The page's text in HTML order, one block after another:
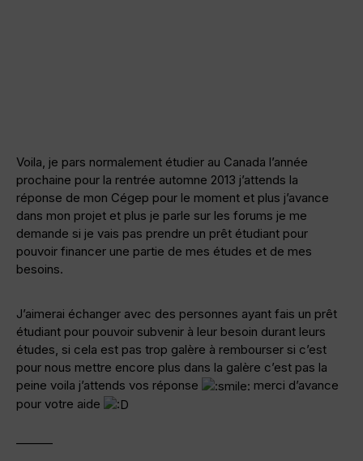
Voila, je pars normalement étudier au Canada l’année
prochaine pour la rentrée automne 2013 j’attends la
réponse de mon Cégep pour le moment et plus j’avance
dans mon projet et plus je parle sur les forums je me
demande si je vais pas prendre un prêt étudiant pour
pouvoir financer une partie de mes études et de mes
besoins.
J’aimerai échanger avec des personnes ayant fais un prêt
étudiant pour pouvoir subvenir à leur besoin durant leurs
études, si cela est pas trop galère à rembourser si c’est
pour nous mettre encore plus dans la galère c’est pas la
peine voila j’attends vos réponse
merci d’avance
pour votre aide
———